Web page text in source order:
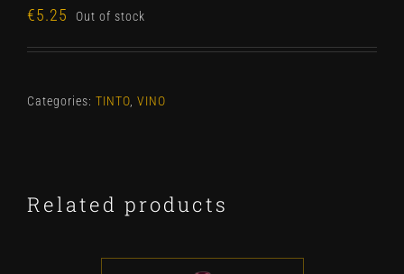
€5.25 Out of stock
Categories: TINTO VINO
Related products